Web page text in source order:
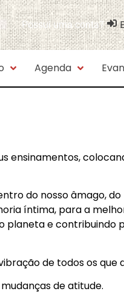
Possui uma conta?
Agenda
ensinamentos,
do nosso âmago,
íntima, para a
planeta e contribuindo
de todos os que
de atitude.